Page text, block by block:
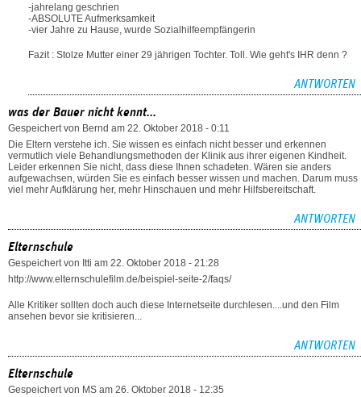
-jahrelang geschrien
-ABSOLUTE Aufmerksamkeit
-vier Jahre zu Hause, wurde Sozialhilfeempfängerin
Fazit : Stolze Mutter einer 29 jährigen Tochter. Toll. Wie geht's IHR denn ?
ANTWORTEN
was der Bauer nicht kennt...
Gespeichert von Bernd am 22. Oktober 2018 - 0:11
Die Eltern verstehe ich. Sie wissen es einfach nicht besser und erkennen
vermutlich viele Behandlungsmethoden der Klinik aus ihrer eigenen Kindheit.
Leider erkennen Sie nicht, dass diese Ihnen schadeten. Wären sie anders
aufgewachsen, würden Sie es einfach besser wissen und machen. Darum muss
viel mehr Aufklärung her, mehr Hinschauen und mehr Hilfsbereitschaft.
ANTWORTEN
Elternschule
Gespeichert von Itti am 22. Oktober 2018 - 21:28
http://www.elternschulefilm.de/beispiel-seite-2/faqs/
Alle Kritiker sollten doch auch diese Internetseite durchlesen....und den Film
ansehen bevor sie kritisieren...
ANTWORTEN
Elternschule
Gespeichert von MS am 26. Oktober 2018 - 12:35